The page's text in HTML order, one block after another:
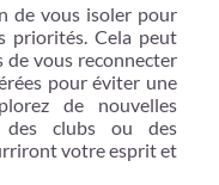
de vous isoler pour
priorités. Cela peut
de vous reconnecter
pour éviter une
de nouvelles
des clubs ou des
votre esprit et